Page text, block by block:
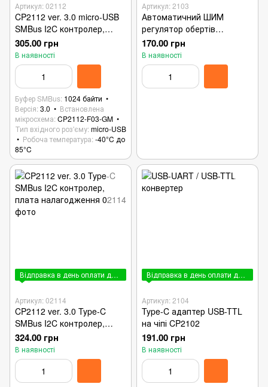
Артикул: 02112
CP2112 ver. 3.0 micro-USB
SMBus I2C контролер,
плата налагодження
305.00 грн
В наявності
Буфер SMBus 1024 байти
Версія 3.0
Встановлена
мікросхема CP2112-F03-GM
Тип вхідного роз'єму micro-USB
Робоча температура -40°C до
85°C
Артикул: 2103
Автоматичний ШИМ
регулятор обертів
вентилятора в залежності
від температури
170.00 грн
В наявності
Відправка в день оплати до 15:00
Артикул: 02114
CP2112 ver. 3.0 Type-C
SMBus I2C контролер,
плата налагодження
324.00 грн
В наявності
Відправка в день оплати до 15:00
Артикул: 2104
Type-C адаптер USB-TTL
на чіпі CP2102
191.00 грн
В наявності